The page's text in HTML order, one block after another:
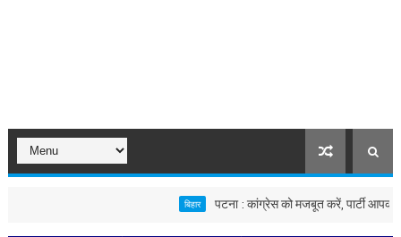
पटना : कांग्रेस को मजबूत करें, पार्टी आपको मजबूत